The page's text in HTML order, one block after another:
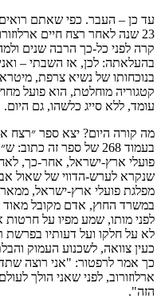
23 שנה לאחר רצח חיים
קרה לפני כל-כך הרבה שנים
בהעלאתה: לכן, אז השבתי –
בנוכחותו של נשיא צרפת,
קטגוריה מוחלטת, הוא פועל
עומד, ללא סייג כלשהו, גם היום.
מה קורה היום? יצא ספר ״רצח
בעמוד 268 של ספר זה
פועלי ארץ-ישראל, אחר-כך,
שנקרא לערש-הדווי של שאול
מפלגת פועלי ארץ-ישראל,
במשרד החוץ, אדם מקובל מאוד
לפני מותו, שמע מפיו על
לא על חלקו ועל דעותיו בפרשת
כעין צוואה, לשכנוע העמוק
כך אמר לרפטור: "אני רוצה
ארלוזורוב, לפני שאני הולך
הזה".